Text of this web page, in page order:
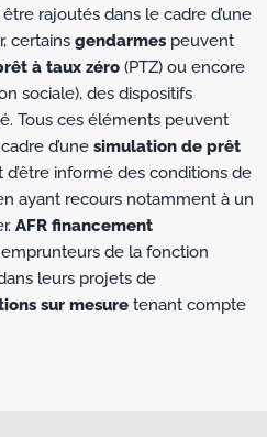
rajoutés dans le cadre d’une
certains gendarmes peuvent
à taux zéro (PTZ) ou encore
sociale), des dispositifs
Tous ces éléments peuvent
d’une simulation de prêt
informé des conditions de
ayant recours notamment à un
AFR financement
de la fonction
leurs projets de
sur mesure tenant compte